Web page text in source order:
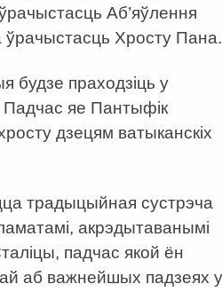
Аб’яўлення
ўрачыстасць Хросту Пана.
будзе праходзіць у
Падчас яе Пантыфік
дзецям ватыканскіх
традыцыйная сустрэча
акрэдытаванымі
падчас якой ён
аб важнейшых падзеях у